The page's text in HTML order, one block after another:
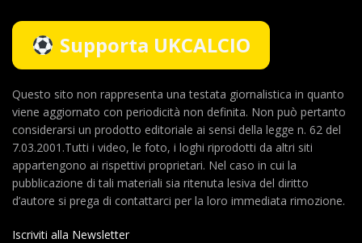
Supporta UKCALCIO
Questo sito non rappresenta una testata giornalistica in quanto
viene aggiornato con periodicità non definita. Non può pertanto
considerarsi un prodotto editoriale ai sensi della legge n. 62 del
7.03.2001.Tutti i video, le foto, i loghi riprodotti da altri siti
appartengono ai rispettivi proprietari. Nel caso in cui la
pubblicazione di tali materiali sia ritenuta lesiva del diritto
d’autore si prega di contattarci per la loro immediata rimozione.
Iscriviti alla Newsletter